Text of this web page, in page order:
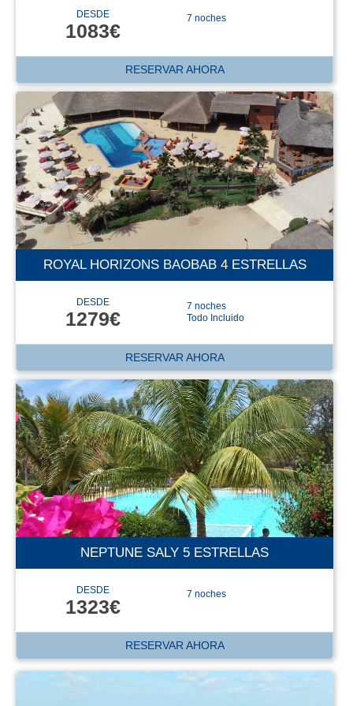
DESDE
1083€
7 noches
RESERVAR AHORA
ROYAL HORIZONS BAOBAB 4 ESTRELLAS
DESDE
1279€
7 noches
Todo Incluido
RESERVAR AHORA
NEPTUNE SALY 5 ESTRELLAS
DESDE
1323€
7 noches
RESERVAR AHORA